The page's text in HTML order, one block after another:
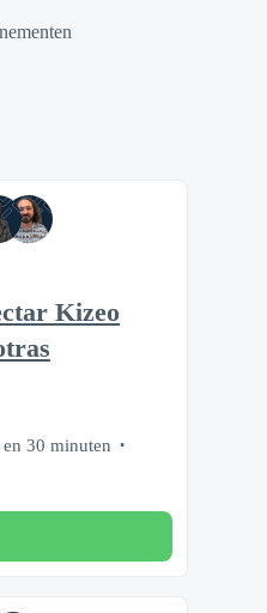
Kizeo
30 minuten